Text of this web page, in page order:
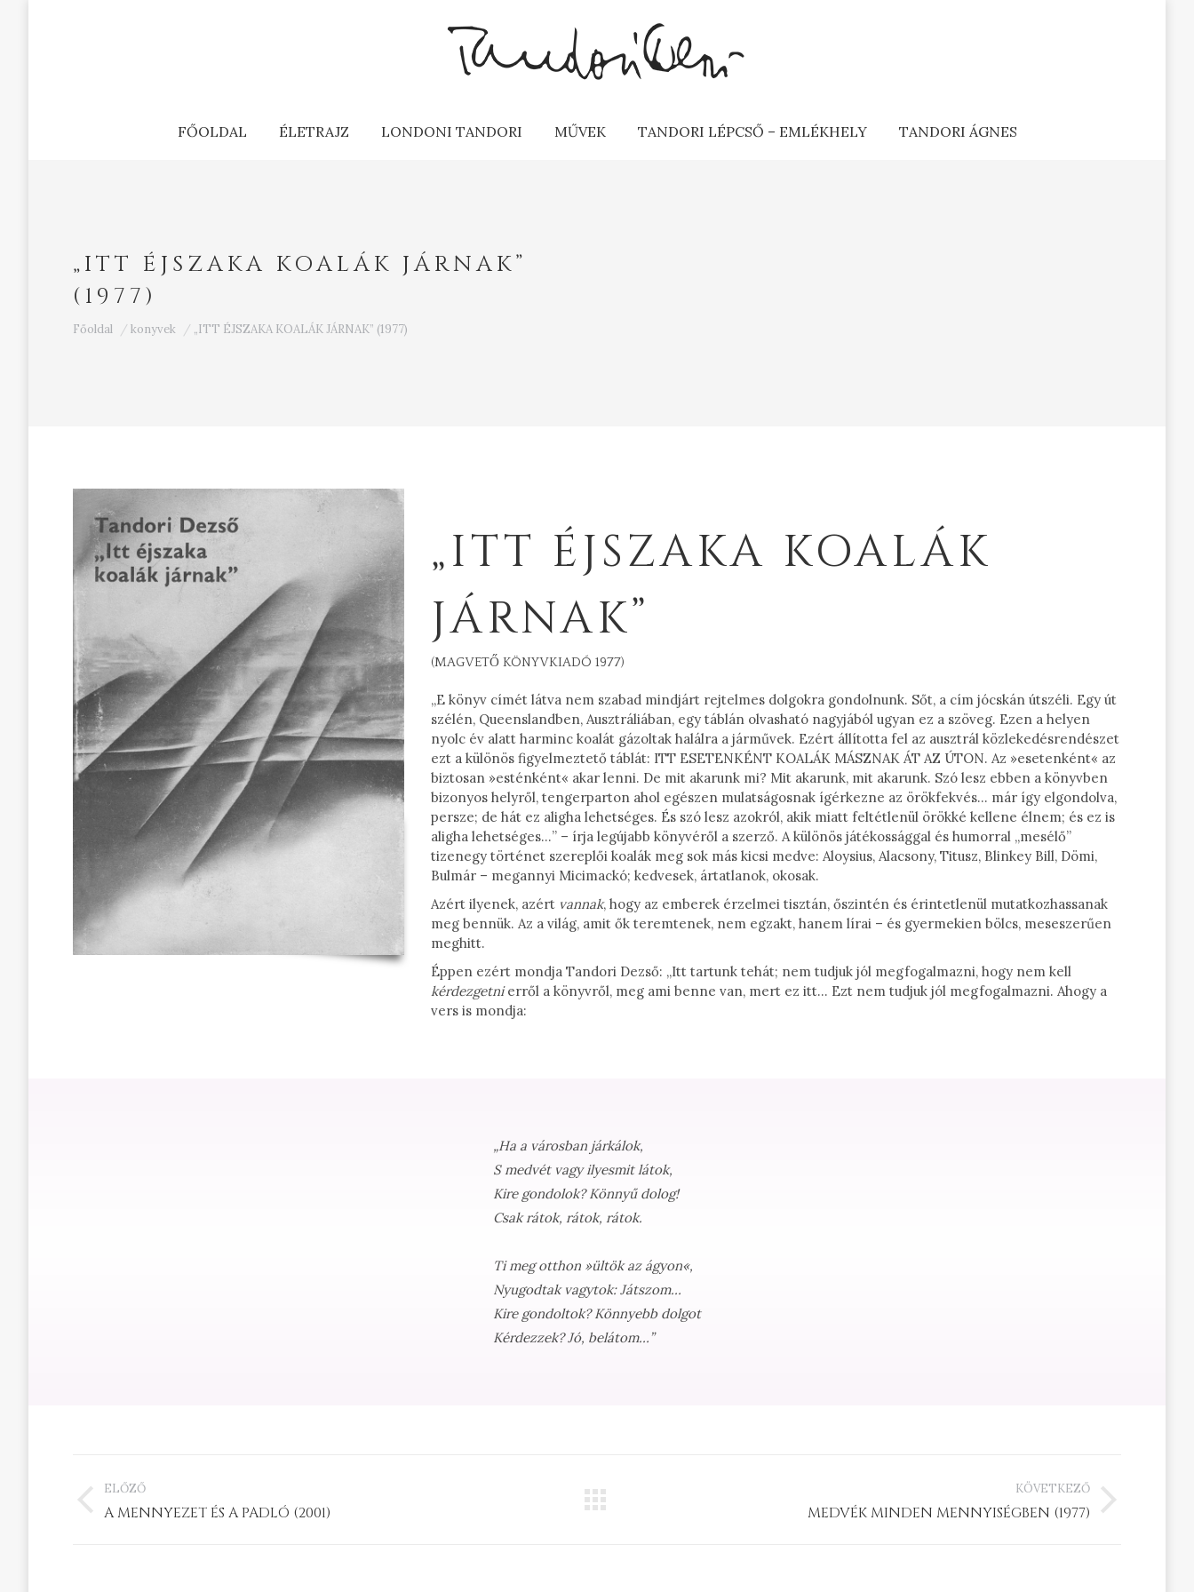
FŐOLDAL ÉLETRAJZ LONDONI TANDORI MŰVEK TANDORI LÉPCSŐ – EMLÉKHELY TANDORI ÁGNES
„ITT ÉJSZAKA KOALÁK JÁRNAK”
(1977)
Ön itt van:
Főoldal konyvek „ITT ÉJSZAKA KOALÁK JÁRNAK” (1977)
„ITT ÉJSZAKA KOALÁK
JÁRNAK”
(MAGVETŐ KÖNYVKIADÓ 1977)
„E könyv címét látva nem szabad mindjárt rejtelmes dolgokra gondolnunk. Sőt, a cím jócskán útszéli. Egy út
szélén, Queenslandben, Ausztráliában, egy táblán olvasható nagyjából ugyan ez a szöveg. Ezen a helyen
nyolc év alatt harminc koalát gázoltak halálra a járművek. Ezért állította fel az ausztrál közlekedésrendészet
ezt a különös figyelmeztető táblát: ITT ESETENKÉNT KOALÁK MÁSZNAK ÁT AZ ÚTON. Az »esetenként« az
biztosan »esténként« akar lenni. De mit akarunk mi? Mit akarunk, mit akarunk. Szó lesz ebben a könyvben
bizonyos helyről, tengerparton ahol egészen mulatságosnak ígérkezne az örökfekvés… már így elgondolva,
persze; de hát ez aligha lehetséges. És szó lesz azokról, akik miatt feltétlenül örökké kellene élnem; és ez is
aligha lehetséges…” – írja legújabb könyvéről a szerző. A különös játékossággal és humorral „mesélő”
tizenegy történet szereplői koalák meg sok más kicsi medve: Aloysius, Alacsony, Titusz, Blinkey Bill, Dömi,
Bulmár – megannyi Micimackó; kedvesek, ártatlanok, okosak.
Azért ilyenek, azért vannak, hogy az emberek érzelmei tisztán, őszintén és érintetlenül mutatkozhassanak
meg bennük. Az a világ, amit ők teremtenek, nem egzakt, hanem lírai – és gyermekien bölcs, meseszerűen
meghitt.
Éppen ezért mondja Tandori Dezső: „Itt tartunk tehát; nem tudjuk jól megfogalmazni, hogy nem kell
kérdezgetnierről a könyvről, meg ami benne van, mert ez itt… Ezt nem tudjuk jól megfogalmazni. Ahogy a
vers is mondja:
„Ha a városban járkálok,
S medvét vagy ilyesmit látok,
Kire gondolok? Könnyű dolog!
Csak rátok, rátok, rátok.
Ti meg otthon »ültök az ágyon«,
Nyugodtak vagytok: Játszom…
Kire gondoltok? Könnyebb dolgot
Kérdezzek? Jó, belátom…”
PROJECT
NAVIGATION
ELŐZŐ
Previous
A MENNYEZET ÉS A PADLÓ (2001)
KÖVETKEZŐ
MEDVÉK MINDEN MENNYISÉGBEN (1977)